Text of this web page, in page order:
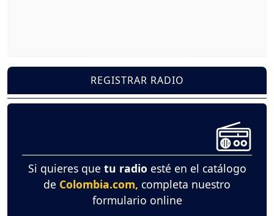
REGISTRAR RADIO
Si quieres que tu radio esté en el catálogo
de Colombia.com, completa nuestro
formulario online